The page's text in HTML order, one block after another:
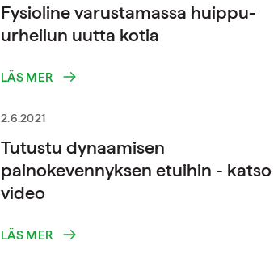
Fysioline varustamassa huippu-
urheilun uutta kotia
LÄS MER
2.6.2021
Tutustu dynaamisen
painokevennyksen etuihin - katso
video
LÄS MER